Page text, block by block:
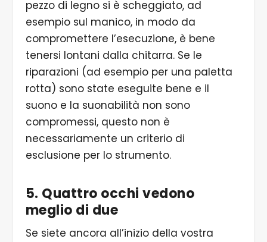
pezzo di legno si è scheggiato, ad
esempio sul manico, in modo da
compromettere l’esecuzione, è bene
tenersi lontani dalla chitarra. Se le
riparazioni (ad esempio per una paletta
rotta) sono state eseguite bene e il
suono e la suonabilità non sono
compromessi, questo non è
necessariamente un criterio di
esclusione per lo strumento.
5. Quattro occhi vedono
meglio di due
Se siete ancora all’inizio della vostra